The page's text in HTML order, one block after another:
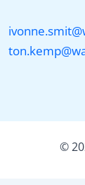
©